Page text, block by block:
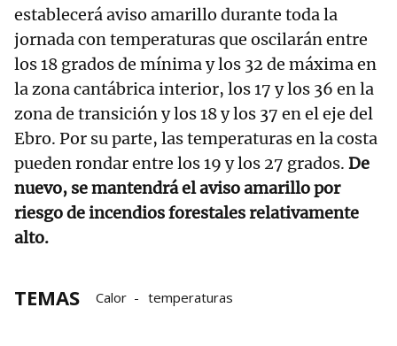
establecerá aviso amarillo durante toda la
jornada con temperaturas que oscilarán entre
los 18 grados de mínima y los 32 de máxima en
la zona cantábrica interior, los 17 y los 36 en la
zona de transición y los 18 y los 37 en el eje del
Ebro. Por su parte, las temperaturas en la costa
pueden rondar entre los 19 y los 27 grados. De
nuevo, se mantendrá el aviso amarillo por
riesgo de incendios forestales relativamente
alto.
TEMAS Calor temperaturas